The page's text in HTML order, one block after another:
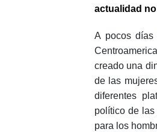
actualidad
A pocos días
creado una
de las
diferentes
político de las
para los